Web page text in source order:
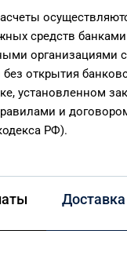
средств
организациями с
открытия
установленном
и
РФ).
Доставка